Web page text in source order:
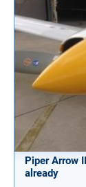
Piper Arrow
already